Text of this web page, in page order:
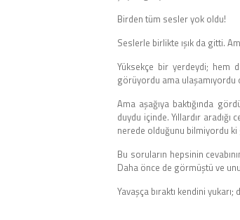
Birden tüm sesler yok oldu!
Seslerle birlikte ışık da gitti.
Yüksekçe bir yerdeydi; hem
görüyordu ama ulaşamıyordu
Ama aşağıya baktığında
duydu içinde. Yıllardır
nerede olduğunu bilmiyordu
Bu soruların hepsinin
Daha önce de görmüştü ve
Yavaşça bıraktı kendini